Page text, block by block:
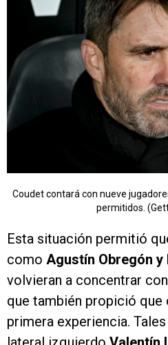
Coudet contará con nueve
permitidos.
Esta situación permitió
como Agustín Obregón
volvieran a concentrar
que también propició que
primera experiencia.